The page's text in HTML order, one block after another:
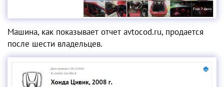
Машина, как показывает отчет avtocod.ru, продается
после шести владельцев.